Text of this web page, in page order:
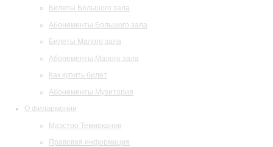
Билеты Большого зала
Абонементы Большого зала
Билеты Малого зала
Абонементы Малого зала
Как купить билет
Абонементы Музитория
О филармонии
Маэстро Темирканов
Правовая информация